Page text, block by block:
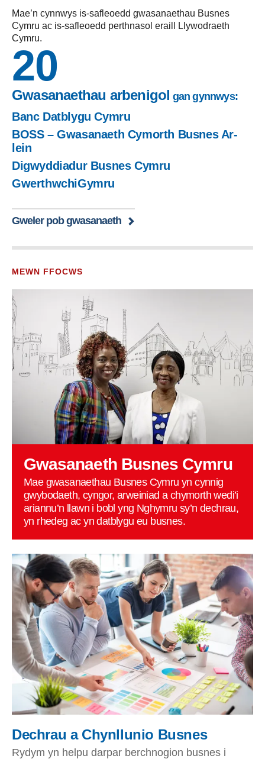
Mae’n cynnwys is-safleoedd gwasanaethau Busnes
Cymru ac is-safleoedd perthnasol eraill Llywodraeth
Cymru.
20
Gwasanaethau arbenigol gan gynnwys:
Banc Datblygu Cymru
BOSS – Gwasanaeth Cymorth Busnes Ar-
lein
Digwyddiadur Busnes Cymru
GwerthwchiGymru
Gweler pob gwasanaeth
MEWN FFOCWS
Gwasanaeth Busnes Cymru
Mae gwasanaethau Busnes Cymru yn cynnig
gwybodaeth, cyngor, arweiniad a chymorth wedi’i
ariannu’n llawn i bobl yng Nghymru sy’n dechrau,
yn rhedeg ac yn datblygu eu busnes.
Dechrau a Chynllunio Busnes
Rydym yn helpu darpar berchnogion busnes i